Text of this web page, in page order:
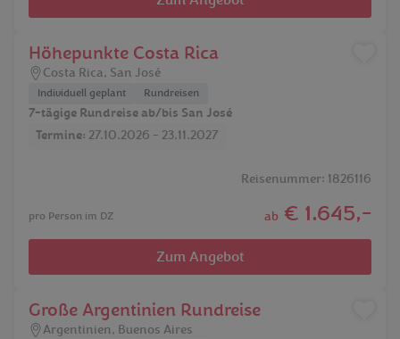
Höhepunkte Costa Rica
Costa Rica, San José
Individuell geplant Rundreisen
7-tägige Rundreise ab/bis San José
Termine: 27.10.2026 - 23.11.2027
Reisenummer: 1826116
pro Person im DZ ab € 1.645,-
Zum Angebot
Große Argentinien Rundreise
Argentinien, Buenos Aires